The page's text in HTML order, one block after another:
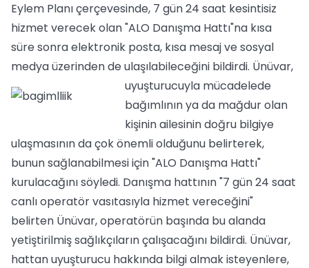
Eylem Planı çerçevesinde, 7 gün 24 saat kesintisiz
hizmet verecek olan "ALO Danışma Hattı"na kısa
süre sonra elektronik posta, kısa mesaj ve sosyal
medya üzerinden de ulaşılabileceğini bildirdi. Ünüvar,
uyuşturucuyla mücadelede
bağımlının ya da mağdur olan
kişinin ailesinin doğru bilgiye
ulaşmasının da çok önemli olduğunu belirterek,
bunun sağlanabilmesi için "ALO Danışma Hattı"
kurulacağını söyledi. Danışma hattının "7 gün 24 saat
canlı operatör vasıtasıyla hizmet vereceğini"
belirten Ünüvar, operatörün başında bu alanda
yetiştirilmiş sağlıkçıların çalışacağını bildirdi. Ünüvar,
hattan uyuşturucu hakkında bilgi almak isteyenlere,